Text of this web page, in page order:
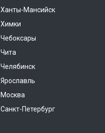
Ханты-Мансийск
Химки
Чебоксары
Чита
Челябинск
Ярославль
Москва
Санкт-Петербург